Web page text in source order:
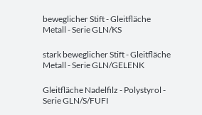
beweglicher Stift - Gleitfläche
Metall - Serie GLN/KS
stark beweglicher Stift - Gleitfläche
Metall - Serie GLN/GELENK
Gleitfläche Nadelfilz - Polystyrol -
Serie GLN/S/FUFI